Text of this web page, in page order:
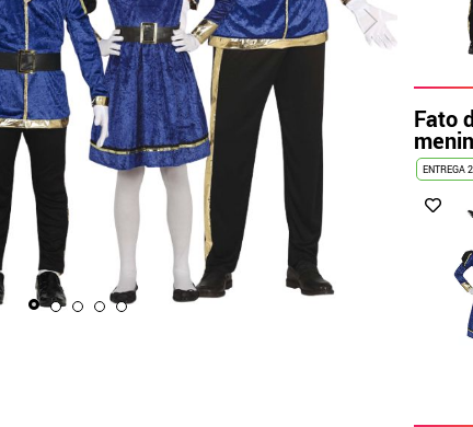
Fato
ENTREGA